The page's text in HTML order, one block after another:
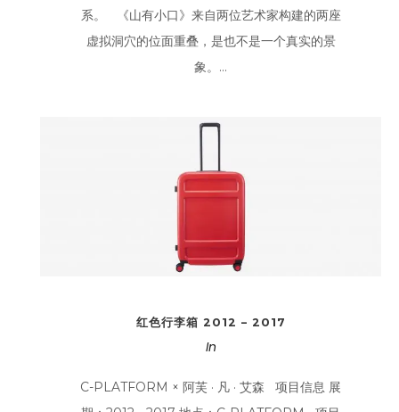
系。 《山有小口》来自两位艺术家构建的两座
虚拟洞穴的位面重叠，是也不是一个真实的景
象。...
红色行李箱 2012 – 2017
In
C-PLATFORM × 阿芙 · 凡 · 艾森 项目信息 展